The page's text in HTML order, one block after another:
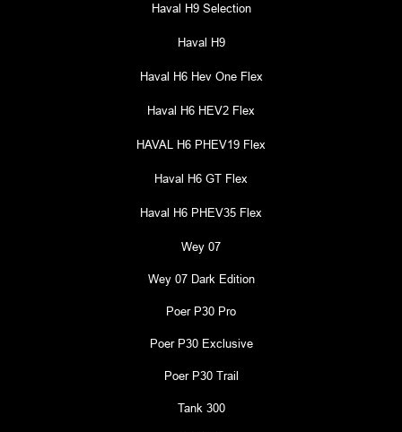
Haval H9 Selection
Haval H9
Haval H6 Hev One Flex
Haval H6 HEV2 Flex
HAVAL H6 PHEV19 Flex
Haval H6 GT Flex
Haval H6 PHEV35 Flex
Wey 07
Wey 07 Dark Edition
Poer P30 Pro
Poer P30 Exclusive
Poer P30 Trail
Tank 300